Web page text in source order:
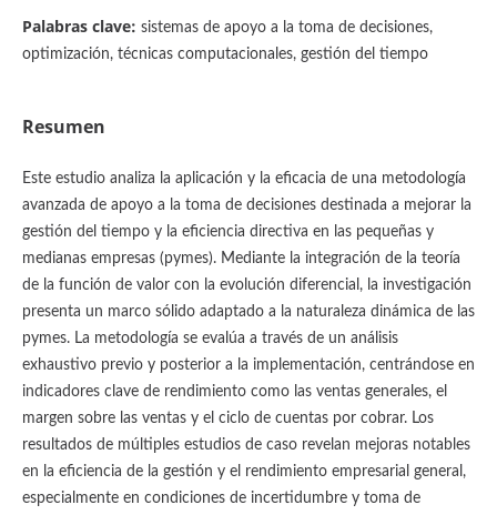
Palabras clave: sistemas de apoyo a la toma de decisiones,
optimización, técnicas computacionales, gestión del tiempo
Resumen
Este estudio analiza la aplicación y la eficacia de una metodología
avanzada de apoyo a la toma de decisiones destinada a mejorar la
gestión del tiempo y la eficiencia directiva en las pequeñas y
medianas empresas (pymes). Mediante la integración de la teoría
de la función de valor con la evolución diferencial, la investigación
presenta un marco sólido adaptado a la naturaleza dinámica de las
pymes. La metodología se evalúa a través de un análisis
exhaustivo previo y posterior a la implementación, centrándose en
indicadores clave de rendimiento como las ventas generales, el
margen sobre las ventas y el ciclo de cuentas por cobrar. Los
resultados de múltiples estudios de caso revelan mejoras notables
en la eficiencia de la gestión y el rendimiento empresarial general,
especialmente en condiciones de incertidumbre y toma de